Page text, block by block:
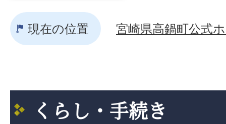
現在の位置 宮崎県高鍋町公式
くらし・手続き